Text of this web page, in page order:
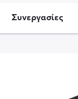
Συνεργασίες